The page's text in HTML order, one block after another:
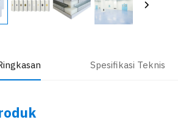
Spesifikasi Teknis